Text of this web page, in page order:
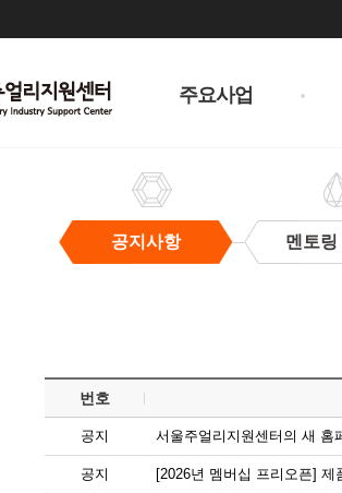
주요사업
공지사항 멘토링
번호
공지 서울주얼리지원센터의 새 홈
공지 [2026년 멤버십 프리오픈]